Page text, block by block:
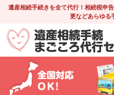
遺産相続手続きを全て代行！相続税申
更などあらゆる